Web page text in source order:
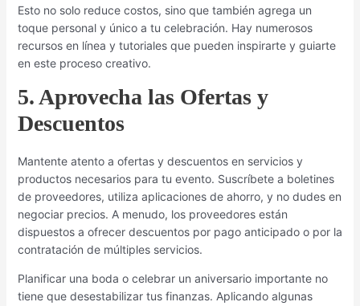
Esto no solo reduce costos, sino que también agrega un
toque personal y único a tu celebración. Hay numerosos
recursos en línea y tutoriales que pueden inspirarte y guiarte
en este proceso creativo.
5. Aprovecha las Ofertas y
Descuentos
Mantente atento a ofertas y descuentos en servicios y
productos necesarios para tu evento. Suscríbete a boletines
de proveedores, utiliza aplicaciones de ahorro, y no dudes en
negociar precios. A menudo, los proveedores están
dispuestos a ofrecer descuentos por pago anticipado o por la
contratación de múltiples servicios.
Planificar una boda o celebrar un aniversario importante no
tiene que desestabilizar tus finanzas. Aplicando algunas